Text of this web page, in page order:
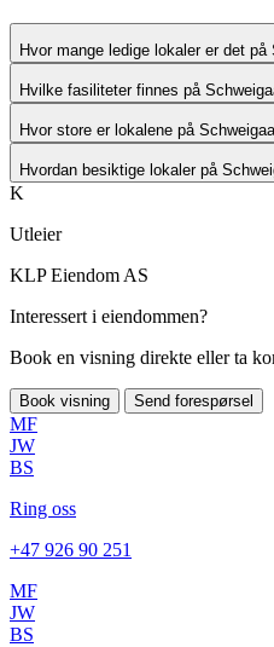
Hvor mange ledige lokaler er det
Hvilke fasiliteter finnes på
Hvor store er lokalene på
Hvordan besiktige lokaler på
K
Utleier
KLP Eiendom AS
Interessert i eiendommen?
Book en visning direkte eller ta
Book visning Send forespørsel
MF
JW
BS
Ring oss
+47 926 90 251
MF
JW
BS